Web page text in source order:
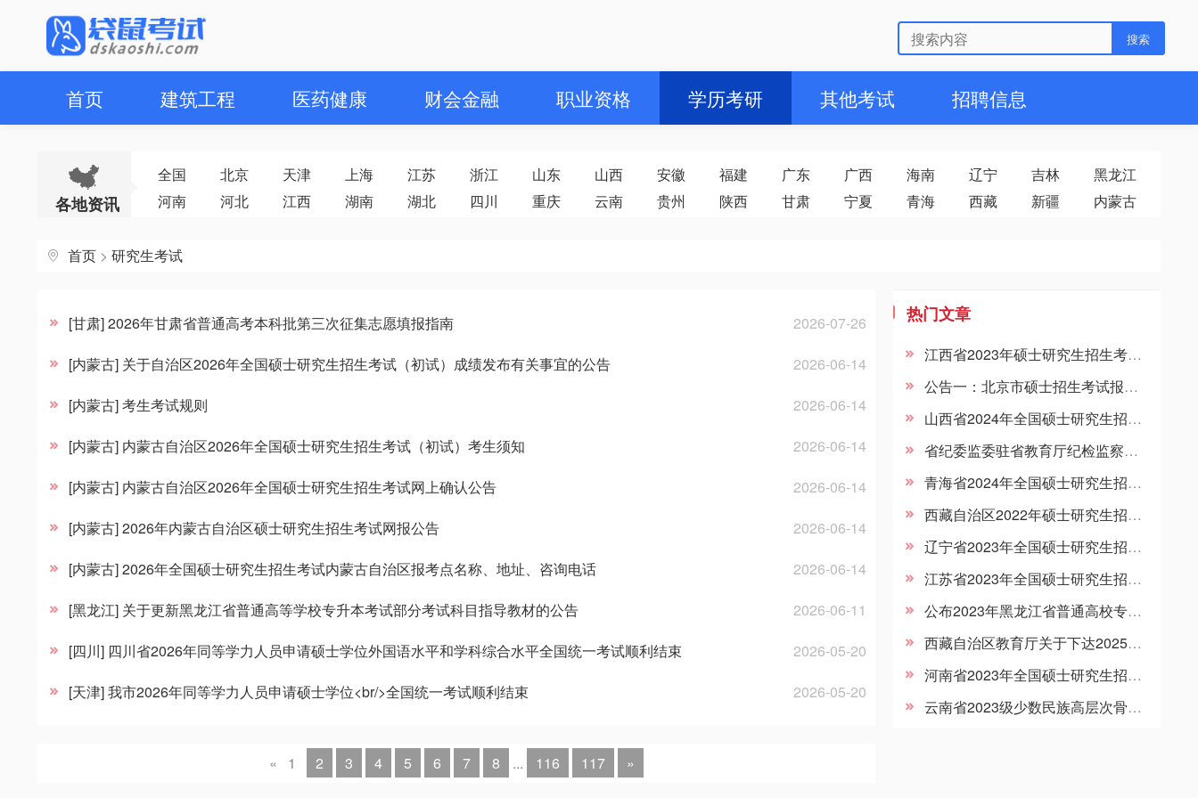
首页 建筑工程 医药健康 财会金融 职业资格 学历考研 其他考试 招聘信息
各地资讯
全国 北京 天津 上海 江苏 浙江 山东 山西 安徽 福建 广东 广西 海南 辽宁 吉林
黑龙江
河南
河北 江西 湖南 湖北 四川 重庆 云南 贵州 陕西 甘肃 宁夏 青海 西藏 新疆 内蒙古
首页 > 研究生考试
2026-07-26
[甘肃] 2026年甘肃省普通高考本科批第三次征集志愿填报指南
2026-06-14
[内蒙古] 关于自治区2026年全国硕士研究生招生考试（初试）成绩发布有关事宜的公告
2026-06-14
[内蒙古] 考生考试规则
2026-06-14
[内蒙古] 内蒙古自治区2026年全国硕士研究生招生考试（初试）考生须知
2026-06-14
[内蒙古] 内蒙古自治区2026年全国硕士研究生招生考试网上确认公告
2026-06-14
[内蒙古] 2026年内蒙古自治区硕士研究生招生考试网报公告
2026-06-14
[内蒙古] 2026年全国硕士研究生招生考试内蒙古自治区报考点名称、地址、咨询电话
2026-06-11
[黑龙江] 关于更新黑龙江省普通高等学校专升本考试部分考试科目指导教材的公告
2026-05-20
[四川] 四川省2026年同等学力人员申请硕士学位外国语水平和学科综合水平全国统一考试顺利结束
2026-05-20
[天津] 我市2026年同等学力人员申请硕士学位<br/>全国统一考试顺利结束
« 1 2 3 4 5 6 7 8 ... 116 117 »
热门文章
江西省2023年硕士研究生招生考试考生信息摸排温馨提示（二）
公告一：北京市硕士招生考试报考点选择规定
山西省2024年全国硕士研究生招生考试各报考点网上确认公告汇总
省纪委监委驻省教育厅纪检监察组组长、省教育厅党组成员付春亚到河南师范大学检查指导研究生评卷工作
青海省2024年全国硕士研究生招生考试 “少干计划”网上备案须知
西藏自治区2022年硕士研究生招生考试重要通知
辽宁省2023年全国硕士研究生招生考试报考点一览表
江苏省2023年全国硕士研究生招生考试报考点咨询电话和信息发布渠道
公布2023年黑龙江省普通高校专升本成绩一分段统计表
西藏自治区教育厅关于下达2025年少数民族高层次骨干人才计划硕（博）士学位研究生招生工作的通知
河南省2023年全国硕士研究生招生考试温馨提醒
云南省2023级少数民族高层次骨干人才培养计划资格审核公告